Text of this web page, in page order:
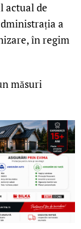
actual de
a
în regim
măsuri